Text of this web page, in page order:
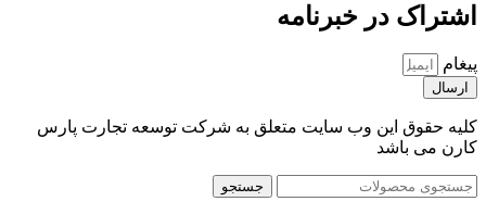
اشتراک در خبرنامه
پیغام
ارسال
کلیه حقوق این وب سایت متعلق به شرکت توسعه تجارت پارس
کارن می باشد
جستجو